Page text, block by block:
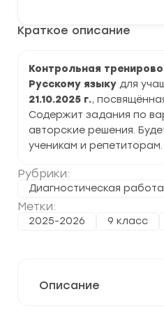
Краткое описание
Контрольная
Русскому языку для
21.10.2025 г.,
Содержит задания по
авторские решения.
ученикам и репетиторам.
Рубрики:
Диагностическая работа
Метки:
2025-2026 9 класс
Русскому
класс
задания
и
ответы
Описание